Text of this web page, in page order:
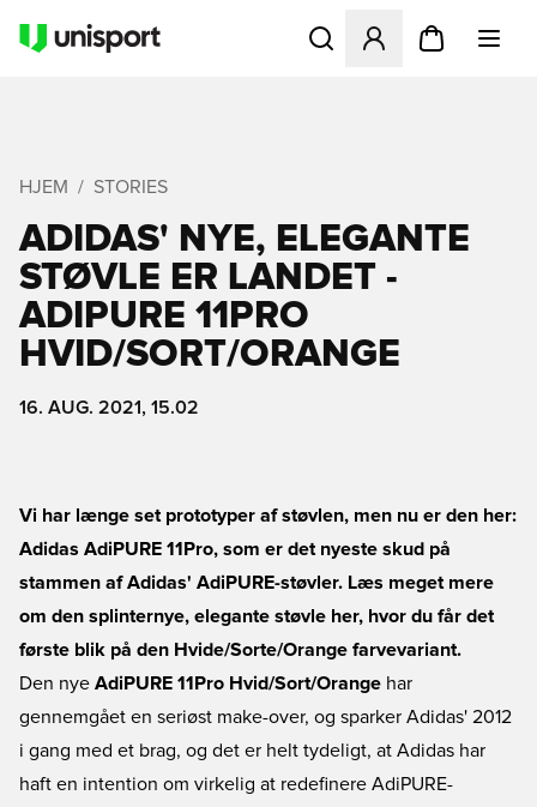
Åbner en Modal til at
HJEM STORIES
ADIDAS' NYE, ELEGANTE
STØVLE ER LANDET -
ADIPURE 11PRO
HVID/SORT/ORANGE
16. AUG. 2021, 15.02
Vi har længe set prototyper af støvlen, men nu er den her:
Adidas AdiPURE 11Pro, som er det nyeste skud på
stammen af Adidas' AdiPURE-støvler. Læs meget mere
om den splinternye, elegante støvle her, hvor du får det
første blik på den Hvide/Sorte/Orange farvevariant.
Den nye AdiPURE 11Pro Hvid/Sort/Orange har
gennemgået en seriøst make-over, og sparker Adidas' 2012
i gang med et brag, og det er helt tydeligt, at Adidas har
haft en intention om virkelig at redefinere AdiPURE-